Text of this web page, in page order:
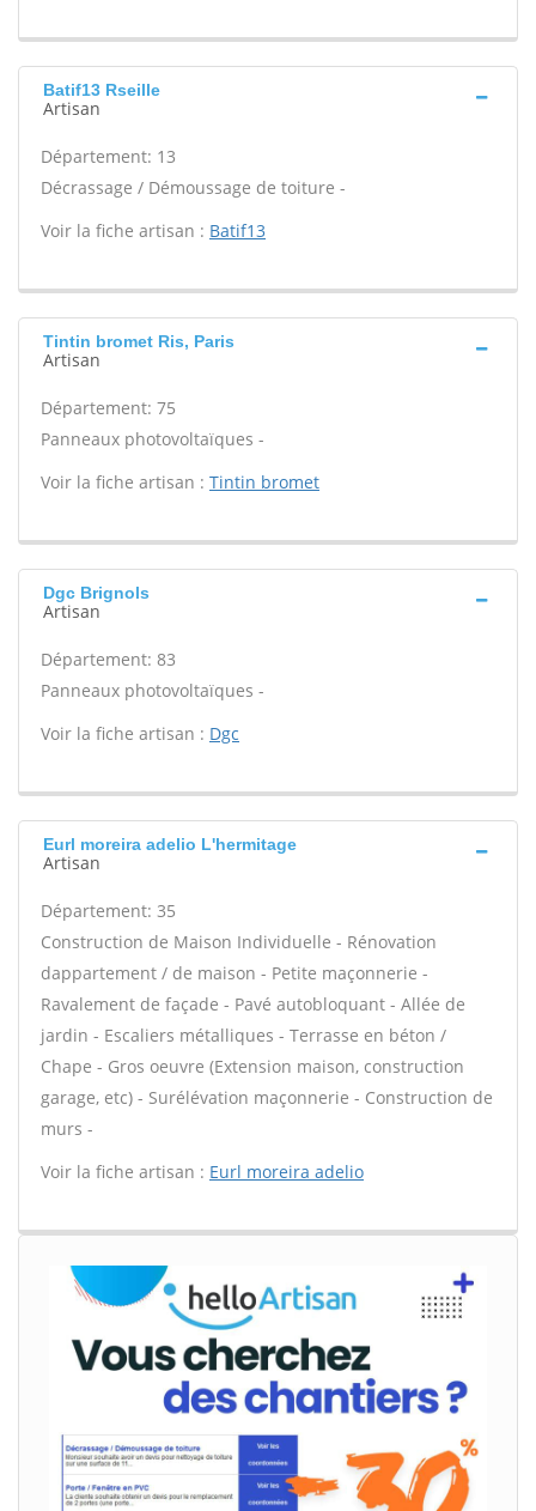
Batif13 Rseille
Artisan
Département: 13
Décrassage / Démoussage de toiture -
Voir la fiche artisan : Batif13
Tintin bromet Ris, Paris
Artisan
Département: 75
Panneaux photovoltaïques -
Voir la fiche artisan : Tintin bromet
Dgc Brignols
Artisan
Département: 83
Panneaux photovoltaïques -
Voir la fiche artisan : Dgc
Eurl moreira adelio L'hermitage
Artisan
Département: 35
Construction de Maison Individuelle - Rénovation
dappartement / de maison - Petite maçonnerie -
Ravalement de façade - Pavé autobloquant - Allée de
jardin - Escaliers métalliques - Terrasse en béton /
Chape - Gros oeuvre (Extension maison, construction
garage, etc) - Surélévation maçonnerie - Construction de
murs -
Voir la fiche artisan : Eurl moreira adelio